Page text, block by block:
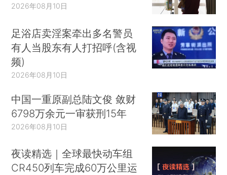
2026年08月10日
足浴店卖淫案牵出多名警员
有人当股东有人打招呼(含视
频)
2026年08月10日
中国一重原副总陆文俊 敛财
6798万余元一审获刑15年
2026年08月10日
夜读精选｜全球最快动车组
CR450列车完成60万公里运